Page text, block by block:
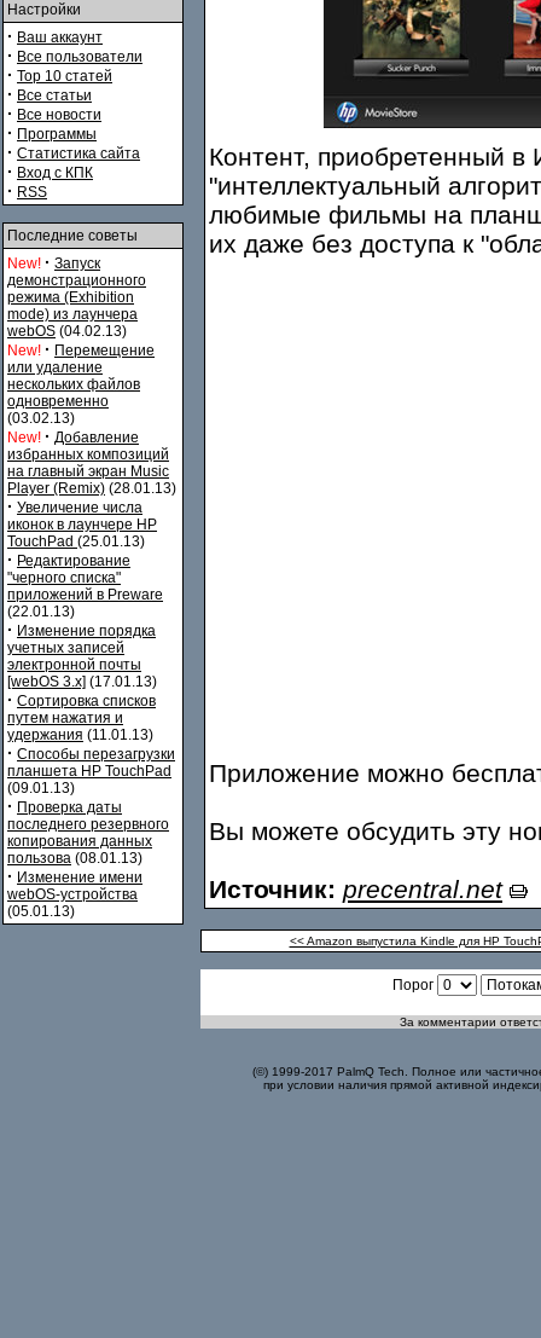
Настройки
· Ваш аккаунт
· Все пользователи
· Top 10 статей
· Все статьи
· Все новости
· Программы
· Статистика сайта
· Вход с КПК
· RSS
Последние советы
New! · Запуск
демонстрационного
режима (Exhibition
mode) из лаунчера
webOS (04.02.13)
New! · Перемещение
или удаление
нескольких файлов
одновременно
(03.02.13)
New! · Добавление
избранных композиций
на главный экран Music
Player (Remix) (28.01.13)
· Увеличение числа
иконок в лаунчере HP
TouchPad (25.01.13)
· Редактирование
"черного списка"
приложений в Preware
(22.01.13)
· Изменение порядка
учетных записей
электронной почты
[webOS 3.x] (17.01.13)
· Сортировка списков
путем нажатия и
удержания (11.01.13)
· Способы перезагрузки
планшета HP TouchPad
(09.01.13)
· Проверка даты
последнего резервного
копирования данных
пользова (08.01.13)
· Изменение имени
webOS-устройства
(05.01.13)
Контент, приобретенный в
"интеллектуальный
любимые фильмы на
их даже без доступа к
Приложение можно
Вы можете обсудить эту
Источник: precentral.net
<< Amazon выпустила Kindle для HP
Порог
За комментарии
(©) 1999-2017 PalmQ Tech. Полное или
при условии наличия прямой активной